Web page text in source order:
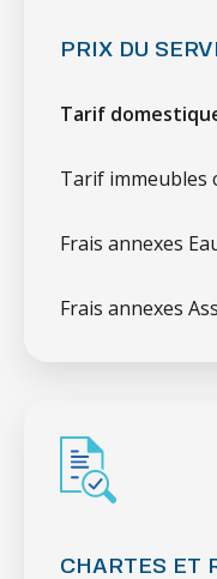
PRIX DU
Tarif
Tarif immeubles
Frais annexes
Frais annexes
CHARTES ET